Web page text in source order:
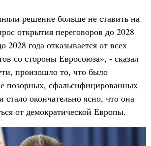
решение больше не ставить на
открытия переговоров до 2028
2028 года отказывается от всех
со стороны Евросоюза», - сказал
произошло то, что было
позорных, сфальсифицированных
стало окончательно ясно, что она
от демократической Европы.